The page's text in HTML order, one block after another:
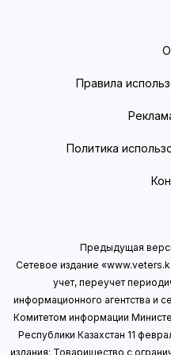
Правила
Политика
Предыдущая
Сетевое издание
учет, переучет
информационного агентства и
Комитетом информации
Республики Казахстан 11
издания: Товарищество с